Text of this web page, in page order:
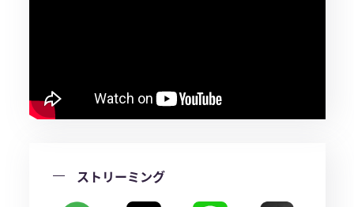
ストリーミング